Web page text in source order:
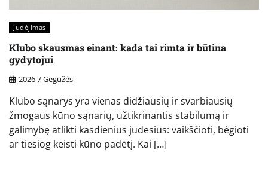
Judėjimas
Klubo skausmas einant: kada tai rimta ir būtina
gydytojui
2026 7 Gegužės
Klubo sąnarys yra vienas didžiausių ir svarbiausių
žmogaus kūno sąnarių, užtikrinantis stabilumą ir
galimybę atlikti kasdienius judesius: vaikščioti, bėgioti
ar tiesiog keisti kūno padėtį. Kai […]